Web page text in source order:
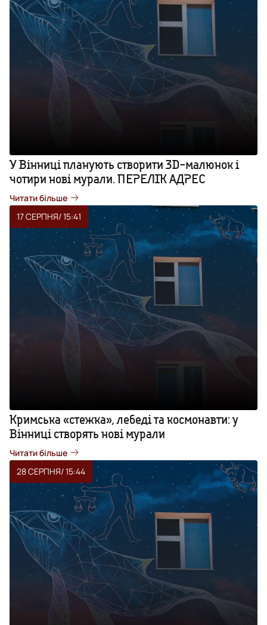
У Вінниці планують створити 3D-малюнок і
чотири нові мурали. ПЕРЕЛІК АДРЕС
Читати більше
17 СЕРПНЯ/ 15:41
Кримська «стежка», лебеді та космонавти: у
Вінниці створять нові мурали
Читати більше
28 СЕРПНЯ/ 15:44